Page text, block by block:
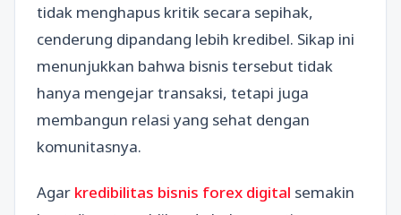
tidak menghapus kritik secara sepihak,
cenderung dipandang lebih kredibel. Sikap ini
menunjukkan bahwa bisnis tersebut tidak
hanya mengejar transaksi, tetapi juga
membangun relasi yang sehat dengan
komunitasnya.
Agar kredibilitas bisnis forex digital semakin